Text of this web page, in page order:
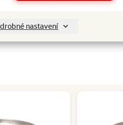
nastavení
specifických potřeb, Potravinová
Pohodář a